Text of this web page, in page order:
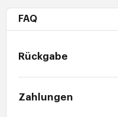
FAQ
Rückgabe
Zahlungen